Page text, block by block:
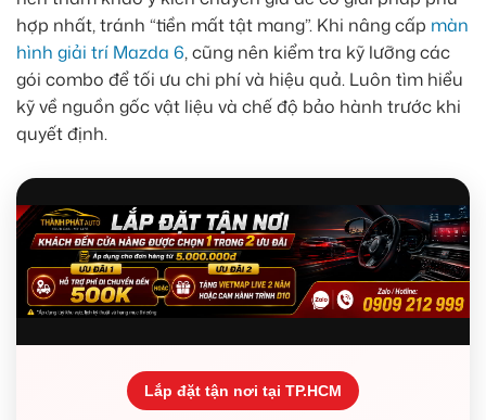
hợp nhất, tránh “tiền mất tật mang”. Khi nâng cấp màn
hình giải trí Mazda 6, cũng nên kiểm tra kỹ lưỡng các
gói combo để tối ưu chi phí và hiệu quả. Luôn tìm hiểu
kỹ về nguồn gốc vật liệu và chế độ bảo hành trước khi
quyết định.
Lắp đặt tận nơi tại TP.HCM